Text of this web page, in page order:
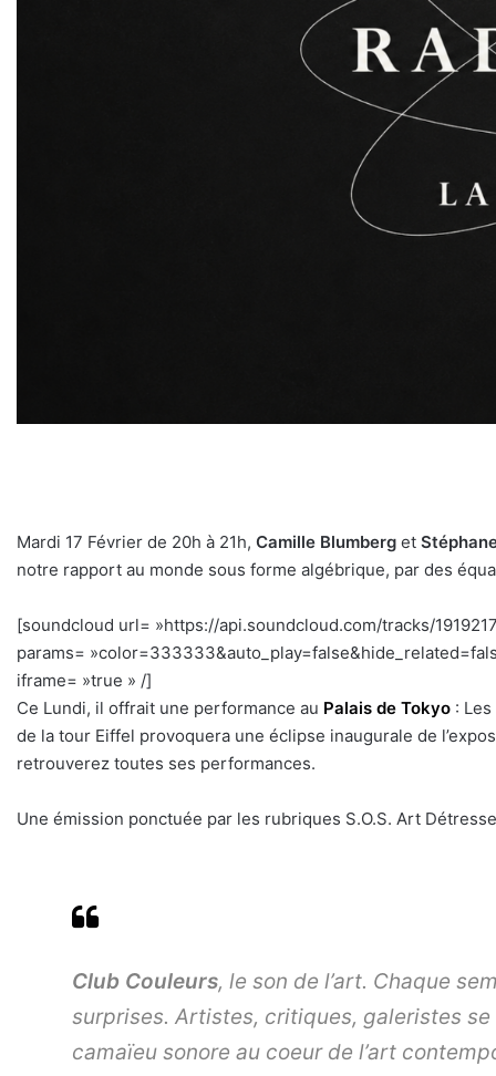
Mardi 17 Février de 20h à 21h, Camille Blumberg et
notre rapport au monde sous forme algébrique, par des
[soundcloud url= »https://api.soundcloud.com/tracks/
params=
iframe= »true » /]
Ce Lundi, il offrait une performance au Palais de Tokyo :
de la tour Eiffel provoquera une éclipse inaugurale de
retrouverez toutes ses performances.
Une émission ponctuée par les rubriques S.O.S. Art
Club Couleurs, le son de l’art. Chaque
surprises. Artistes, critiques, galeristes
camaïeu sonore au coeur de l’art